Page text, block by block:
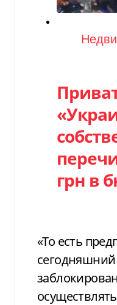
Категория
грн в
«То есть